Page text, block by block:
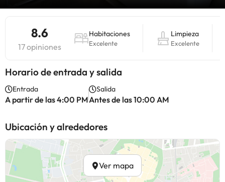
8.6
17 opiniones
Habitaciones
Excelente
Limpieza
Excelente
Horario de entrada y salida
Entrada
A partir de las 4:00 PM
Salida
Antes de las 10:00 AM
Ubicación y alrededores
Ver mapa